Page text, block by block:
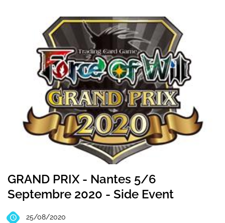
GRAND PRIX - Nantes 5/6
Septembre 2020 - Side Event
25/08/2020